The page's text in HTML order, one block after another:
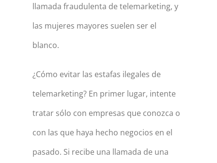
llamada fraudulenta de telemarketing, y
las mujeres mayores suelen ser el
blanco.
¿Cómo evitar las estafas ilegales de
telemarketing? En primer lugar, intente
tratar sólo con empresas que conozca o
con las que haya hecho negocios en el
pasado. Si recibe una llamada de una